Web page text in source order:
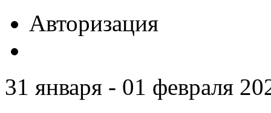
Авторизация
31 января - 01 февраля